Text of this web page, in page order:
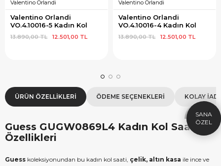
Valentino Orlandi
Valentino Orlandi
VO.4.10016-5 Kadın Kol
12.501,00 TL
13.890,00 TL
Valentino Orlandi
Valentino Orlandi
VO.4.10016-4 Kadın Kol
12.501,00 TL
13.890,00 TL
ÜRÜN ÖZELLIKLERI ÖDEME SEÇENEKLERI KOLAY
Guess GUGW0869L4 Kadın Kol Saati
Özellikleri
Guess koleksiyonundan bu kadın kol saati, çelik, altın kasa ile ince ve
HEDIYE
ÇEKI
SEPETTE İNDİRİM
KOPYALA